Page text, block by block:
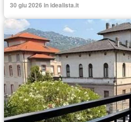
30 giu 2026 in idealista.it